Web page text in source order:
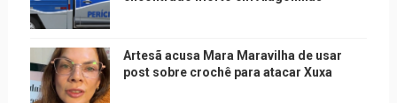
Artesã acusa Mara Maravilha de usar
post sobre crochê para atacar Xuxa